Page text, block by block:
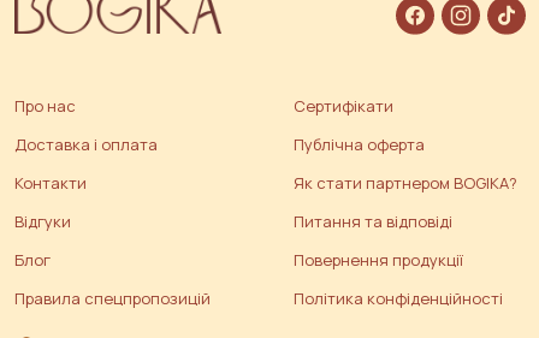
Про нас
Доставка і оплата
Контакти
Відгуки
Блог
Правила спецпропозицій
Сертифікати
Публічна оферта
Як стати партнером BOGIKA?
Питання та відповіді
Повернення продукції
Політика конфіденційності